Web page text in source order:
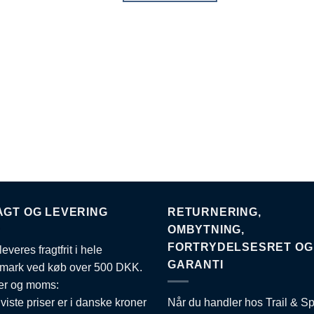
OG LEVERING
fragtfrit i hele
ved køb over 500 DKK.
og moms:
priser er i danske kroner
RETURNERING,
OMBYTNING,
FORTRYDELSESRET OG
GARANTI
Når du handler hos Trail &